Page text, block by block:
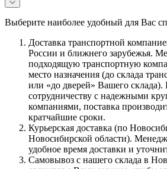
Выберите наиболее удобный для Вас
Доставка транспортной
России и ближнего зарубежья.
подходящую транспортную
место назначения (до склада
или «до дверей» Вашего склада).
сотрудничеству с надежными
компаниями, поставка
кратчайшие сроки.
Курьерская доставка (по
Новосибирской области).
удобное время доставки и
Самовывоз с нашего склада в